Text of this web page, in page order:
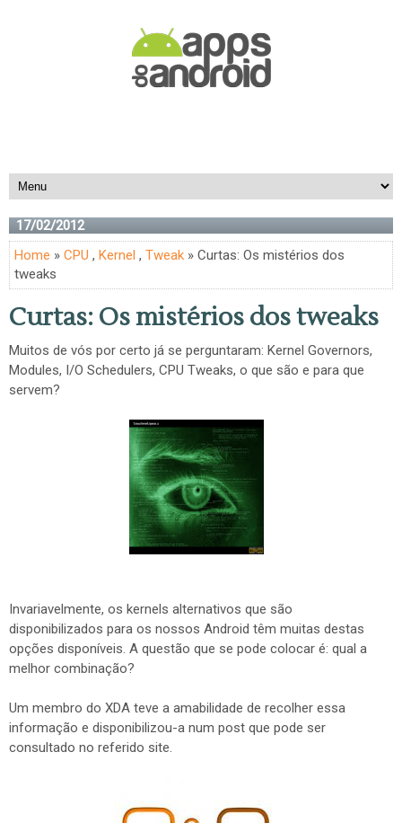
17/02/2012
Home » CPU , Kernel , Tweak » Curtas: Os mistérios dos
tweaks
Curtas: Os mistérios dos tweaks
Muitos de vós por certo já se perguntaram: Kernel Governors,
Modules, I/O Schedulers, CPU Tweaks, o que são e para que
servem?
Invariavelmente, os kernels alternativos que são
disponibilizados para os nossos Android têm muitas destas
opções disponíveis. A questão que se pode colocar é: qual a
melhor combinação?
Um membro do XDA teve a amabilidade de recolher essa
informação e disponibilizou-a num post que pode ser
consultado no referido site.